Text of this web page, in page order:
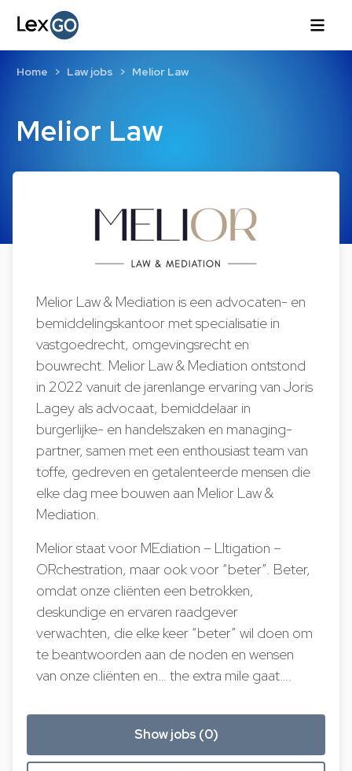
Melior Law
Home Law jobs Melior Law
Melior Law & Mediation is een advocaten- en
bemiddelingskantoor met specialisatie in
vastgoedrecht, omgevingsrecht en
bouwrecht. Melior Law & Mediation ontstond
in 2022 vanuit de jarenlange ervaring van Joris
Lagey als advocaat, bemiddelaar in
burgerlijke- en handelszaken en managing-
partner, samen met een enthousiast team van
toffe, gedreven en getalenteerde mensen die
elke dag mee bouwen aan Melior Law &
Mediation.
Melior staat voor MEdiation – LItigation –
ORchestration, maar ook voor “beter”. Beter,
omdat onze cliënten een betrokken,
deskundige en ervaren raadgever
verwachten, die elke keer “beter” wil doen om
te beantwoorden aan de noden en wensen
van onze cliënten en… the extra mile gaat….
Show jobs (0)